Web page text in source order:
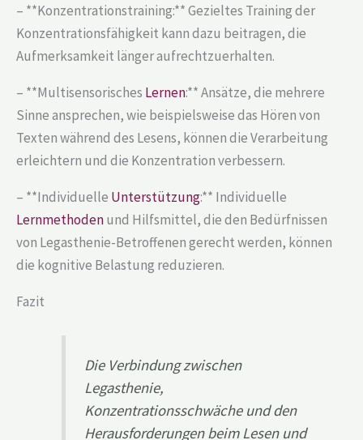
– **Konzentrationstraining:** Gezieltes Training der
Konzentrationsfähigkeit kann dazu beitragen, die
Aufmerksamkeit länger aufrechtzuerhalten.
– **Multisensorisches Lernen:** Ansätze, die mehrere
Sinne ansprechen, wie beispielsweise das Hören von
Texten während des Lesens, können die Verarbeitung
erleichtern und die Konzentration verbessern.
– **Individuelle Unterstützung:** Individuelle
Lernmethodenund Hilfsmittel, die den Bedürfnissen
von Legasthenie-Betroffenen gerecht werden, können
die kognitive Belastung reduzieren.
Fazit
Die Verbindung zwischen
Legasthenie,
Konzentrationsschwäche und den
Herausforderungen beim Lesen und